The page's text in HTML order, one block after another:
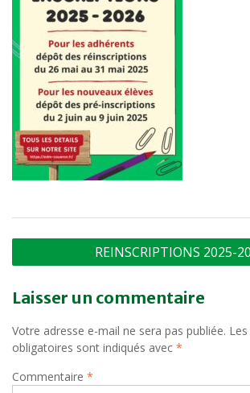
Navigation
de
l’article
REINSCRIPTIONS 2025-
Laisser un commentaire
Votre adresse e-mail ne sera pas publiée.
obligatoires sont indiqués avec *
Commentaire *